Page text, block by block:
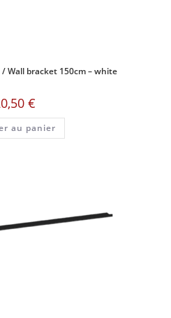
/ Wall bracket 150cm – white
€
au panier